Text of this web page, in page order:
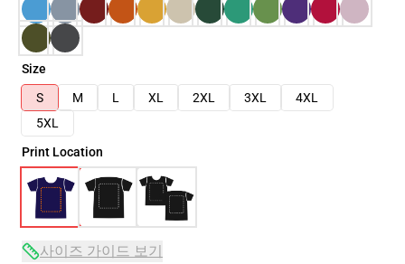
Size
S
M L XL 2XL 3XL
4XL
5XL
Print Location
사이즈 가이드 보기